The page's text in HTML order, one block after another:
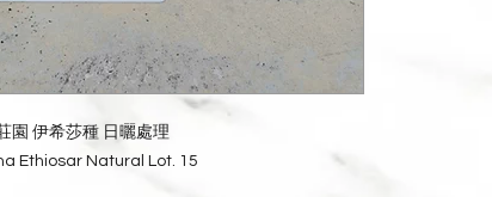
園 伊希莎種 日曬處理
Ethiosar Natural Lot. 15